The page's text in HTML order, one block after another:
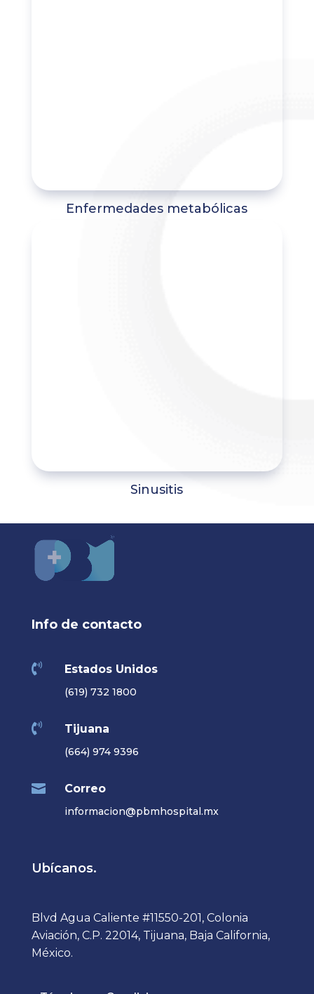
Enfermedades metabólicas
Sinusitis
Info de contacto
 Estados Unidos
(619) 732 1800
 Tijuana
(664) 974 9396
 Correo
informacion@pbmhospital.mx
Ubícanos.
Blvd Agua Caliente #11550-201, Colonia
Aviación, C.P. 22014, Tijuana, Baja California,
México.